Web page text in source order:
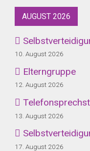
AUGUST 2026
10. August 2026
Elterngruppe
12. August 2026
13. August 2026
17. August 2026